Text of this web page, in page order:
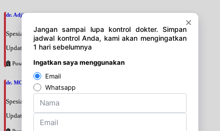
dr. Adji Suprajitno, SpPD
Spesialis: Penyakit Dalam
Update terakhir: 2026-08-07 20:37:59
Pusat Pertamina
dr. MOCHAMAD PASHA, SpPD
Spesialis: Penyakit Dalam
Update terakhir: 2026-08-07 20:35:45